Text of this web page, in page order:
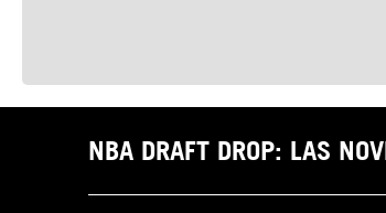
NBA DRAFT DROP: LAS